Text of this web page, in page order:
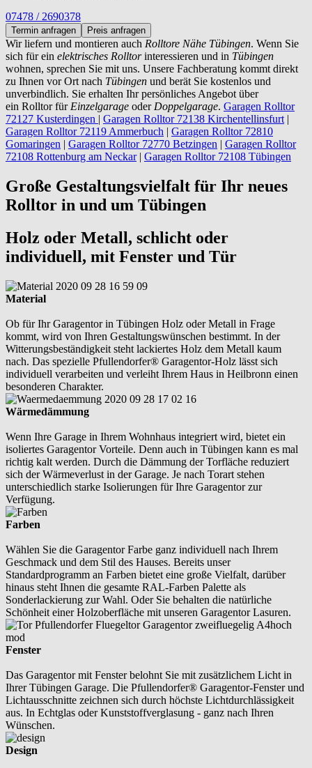
07478 / 2690378
Termin anfragen Preis anfragen
Wir liefern und montieren auch Rolltore Nähe Tübingen. Wenn Sie
sich für ein elektrisches Rolltorinteressieren und in Tübingen
wohnen, sprechen Sie mit uns. Unsere Fachberatung kommt direkt
zu Ihnen vor Ort nach Tübingen und berät Sie kostenlos und
unverbindlich. Sie erhalten Ihr persönliches Angebot über
ein Rolltor für Einzelgarage oder Doppelgarage. Garagen Rolltor
72127 Kusterdingen | Garagen Rolltor 72138 Kirchentellinsfurt |
Garagen Rolltor 72119 Ammerbuch | Garagen Rolltor 72810
Gomaringen | Garagen Rolltor 72770 Betzingen | Garagen Rolltor
72108 Rottenburg am Neckar| Garagen Rolltor 72108 Tübingen
Große Gestaltungsvielfalt für Ihr neues
Rolltor in und um Tübingen
Holz oder Metall, schlicht oder
individuell, mit Fenster und Tür
Material
Ob für Ihr Garagentor in Tübingen Holz oder Metall in Frage
kommt, wird von Ihren Gestaltungswünschen bestimmt. In der
Witterungsbeständigkeit steht lackiertes Holz dem Metall kaum
nach. Das spezielle Pfullendorfer® Garagentor-Holz lässt sich
individuell verarbeiten und verleiht Ihrem Haus in Heilbronn einen
besonderen Charakter.
Wärmedämmung
Wenn Ihre Garage in Ihrem Wohnhaus integriert wird, bietet ein
isoliertes Garagentor Vorteile. Denn auch in Tübingen kann es mal
richtig kalt werden. Durch die Dämmung der Torfläche reduziert
sich der Wärmeverlust in der Garage. Je nach Torart stehen
unterschiedlich starke Isolierungen für Ihre Garagentor zur
Verfügung.
Farben
Wählen Sie die Garagentor Farbe ganz individuell nach Ihrem
Geschmack und dem Stil des Hauses. Bereits unser
Standardprogramm an Farben bietet eine große Vielfalt, darüber
hinaus steht Ihnen die gesamte RAL-Farben Palette als
Sonderlackierung zur Wahl. Oder Sie behalten die natürliche
Schönheit einer Holzoberfläche mit unseren Garagentor Lasuren.
Fenster
Das Garagentor mit Fenster belohnt Sie mit zusätzlichem Licht in
Ihrer Tübingen Garage. Die Pfullendorfer® Garagentor-Fenster und
Lichtausschnitte zeichnen sich durch höchste Lichtdurchlässigkeit
aus. In Echtglas oder Kunststoffverglasung - ganz nach Ihren
Wünschen.
Design